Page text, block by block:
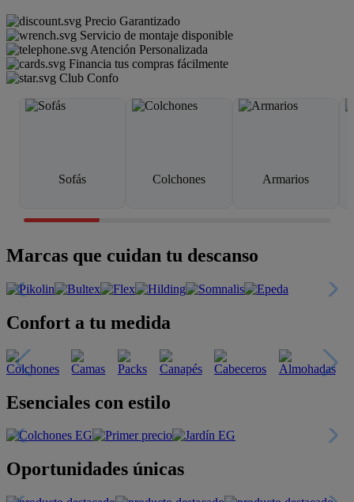
Precio Garantizado
Servicio de montaje disponible
Atención Personalizada
Financia tus compras fácilmente
Club Confo
Sofás Colchones Armarios
Marcas que cuidan tu descanso
Confort a tu medida
Esenciales con estilo
Oportunidades únicas